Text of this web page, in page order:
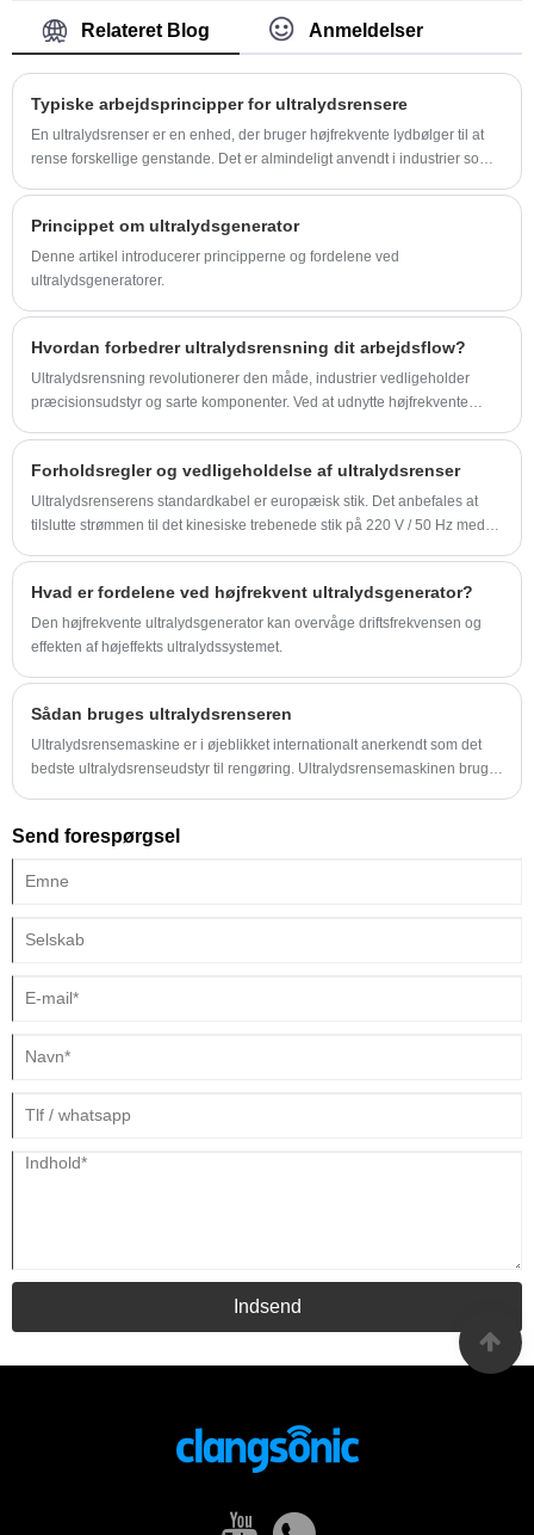
avancerede Full Bridge Phase Shift-teknologi og
udstyret med LCD-skærm, timer, varmelegeme
og så videre, nem at betjene og ikke nødvendigt
at debugge.
Relateret Blog Anmeldelser
Typiske arbejdsprincipper for ultralydsrensere
En ultralydsrenser er en enhed, der bruger højfrekvente lydbølger til at
rense forskellige genstande. Det er almindeligt anvendt i industrier som
Princippet om ultralydsgenerator
Denne artikel introducerer principperne og fordelene ved
ultralydsgeneratorer.
Hvordan forbedrer ultralydsrensning dit arbejdsflow?
Ultralydsrensning revolutionerer den måde, industrier vedligeholder
præcisionsudstyr og sarte komponenter. Ved at udnytte højfrekvente
fordele og praktiske tips til at bruge ultralydsrensningssystemer, der
hjælper virksomheder med at optimere driften og reducere nedetiden.
Forholdsregler og vedligeholdelse af ultralydsrenser
Ultralydsrenserens standardkabel er europæisk stik. Det anbefales at
tilslutte strømmen til det kinesiske trebenede stik på 220 V / 50 Hz med
Hvad er fordelene ved højfrekvent ultralydsgenerator?
Den højfrekvente ultralydsgenerator kan overvåge driftsfrekvensen og
effekten af ​​højeffekts ultralydssystemet.
Sådan bruges ultralydsrenseren
Ultralydsrensemaskine er i øjeblikket internationalt anerkendt som det
bedste ultralydsrenseudstyr til rengøring. Ultralydsrensemaskinen bruger
Send forespørgsel
Indsend